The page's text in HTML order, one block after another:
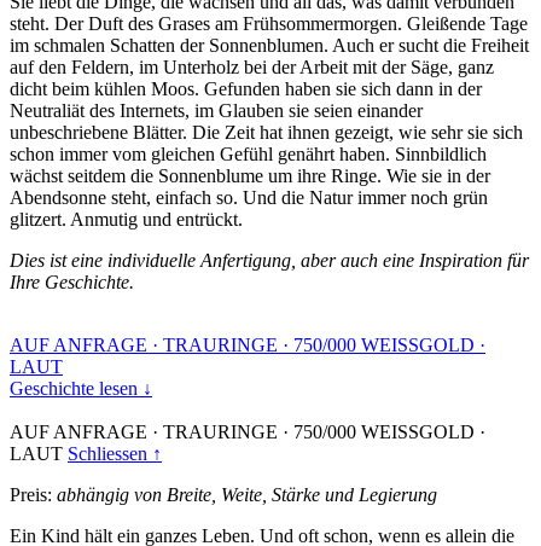
steht. Der Duft des Grases am Frühsommermorgen. Gleißende Tage
im schmalen Schatten der Sonnenblumen. Auch er sucht die Freiheit
auf den Feldern, im Unterholz bei der Arbeit mit der Säge, ganz
dicht beim kühlen Moos. Gefunden haben sie sich dann in der
Neutraliät des Internets, im Glauben sie seien einander
unbeschriebene Blätter. Die Zeit hat ihnen gezeigt, wie sehr sie sich
schon immer vom gleichen Gefühl genährt haben. Sinnbildlich
wächst seitdem die Sonnenblume um ihre Ringe. Wie sie in der
Abendsonne steht, einfach so. Und die Natur immer noch grün
glitzert. Anmutig und entrückt.
Dies ist eine individuelle Anfertigung, aber auch eine Inspiration für
Ihre Geschichte.
AUF ANFRAGE · TRAURINGE · 750/000 WEISSGOLD ·
LAUT
Geschichte lesen ↓
AUF ANFRAGE · TRAURINGE · 750/000 WEISSGOLD ·
LAUT Schliessen ↑
Preis: abhängig von Breite, Weite, Stärke und Legierung
Ein Kind hält ein ganzes Leben. Und oft schon, wenn es allein die